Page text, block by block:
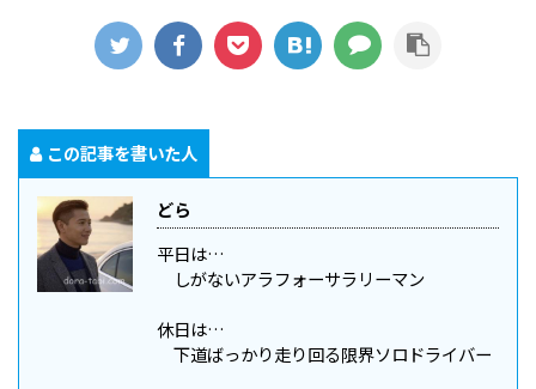
この記事を書いた人
どら
平日は…
しがないアラフォーサラリーマン
休日は…
下道ばっかり走り回る限界ソロドライバー